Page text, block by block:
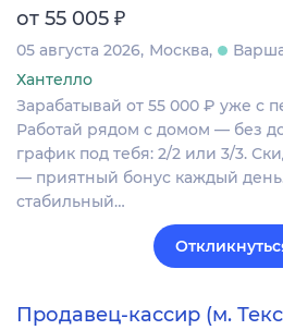
от 55 005 ₽
05 августа 2026 Москва
Хантелло
Зарабатывай от 55 000 ₽ уже с
Работай рядом с домом — без
график под тебя: 2/2 или 3/3.
— приятный бонус каждый
стабильный…
Продавец-кассир (м.